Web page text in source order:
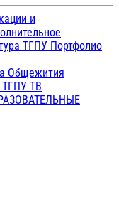
и
ТГПУ Портфолио
Общежития
ТГПУ ТВ